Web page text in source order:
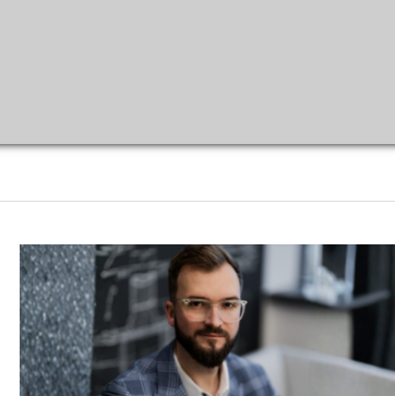
i wieloletniemu doświadczeniu
– po więcej informacji